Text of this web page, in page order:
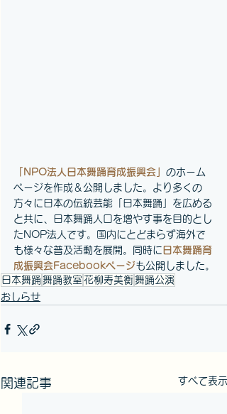
「NPO法人日本舞踊育成振興会」 のホーム
ページを作成＆公開しました。より多くの
方々に日本の伝統芸能「日本舞踊」を広める
と共に、日本舞踊人口を増やす事を目的とし
たNOP法人です。国内にとどまらず海外で
も様々な普及活動を展開。同時に 日本舞踊育
成振興会Facebookページも公開しました。
日本舞踊 舞踊教室 花柳寿美衡 舞踊公演
おしらせ
関連記事 すべて表示